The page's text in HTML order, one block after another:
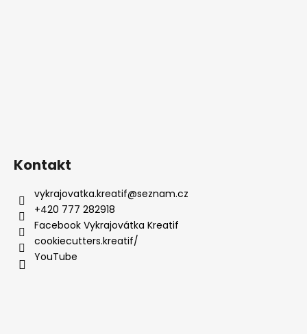
Kontakt
vykrajovatka.kreatif@seznam.cz
+420 777 282918
Facebook Vykrajovátka Kreatif
cookiecutters.kreatif/
YouTube